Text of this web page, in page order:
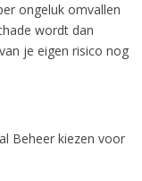
ongeluk omvallen
wordt dan
je eigen risico nog
Beheer kiezen voor